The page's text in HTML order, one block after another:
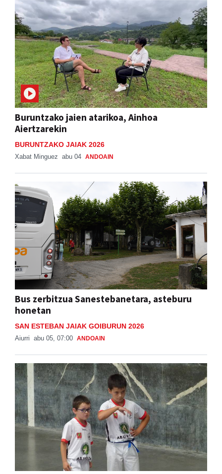
Buruntzako jaien atarikoa, Ainhoa
Aiertzarekin
BURUNTZAKO JAIAK 2026
Xabat Minguez abu 04 ANDOAIN
Bus zerbitzua Sanestebanetara, asteburu
honetan
SAN ESTEBAN JAIAK GOIBURUN 2026
Aiurri abu 05, 07:00 ANDOAIN